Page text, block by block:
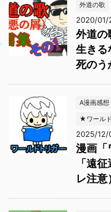
外道の歌
2020/01/
外道の
生きる
死のう
A漫画感想
★ワール
2025/12/
漫画「
「遠
レ注意